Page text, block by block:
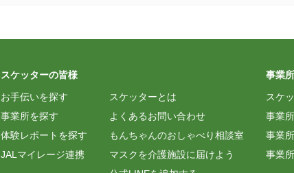
スケッターの皆様
お手伝いを探す
事業所を探す
体験レポートを探す
JALマイレージ連携
スケッターとは
よくあるお問い合わせ
もんちゃんのおしゃべり相談室
マスクを介護施設に届けよう
事業
スケ
事業
事業
事業